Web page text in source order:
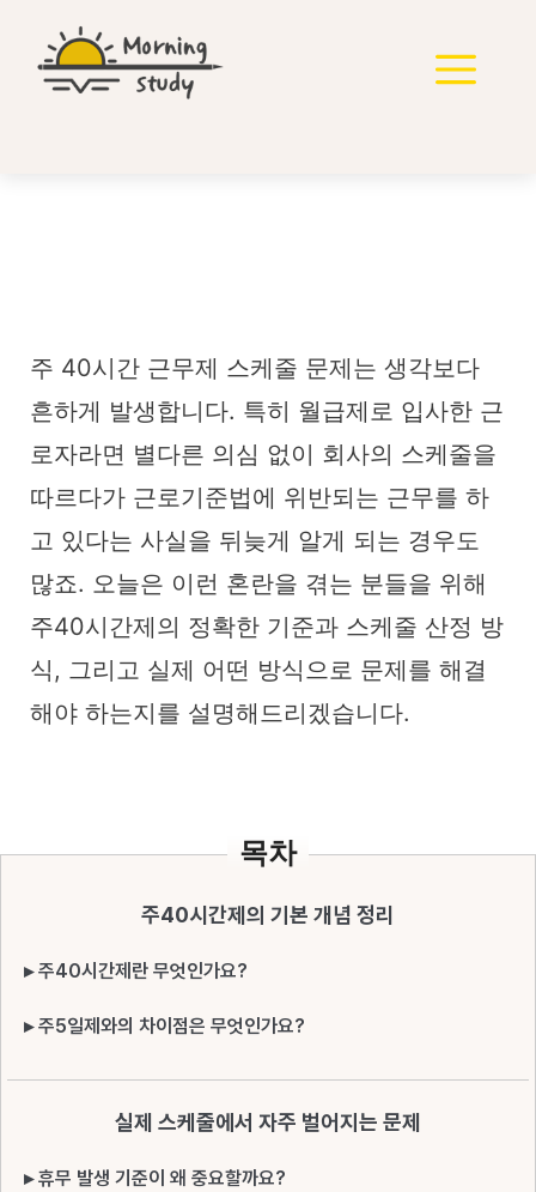
메
주 40시간 근무제 스케줄 문제는 생각보다
흔하게 발생합니다. 특히 월급제로 입사한 근
로자라면 별다른 의심 없이 회사의 스케줄을
따르다가 근로기준법에 위반되는 근무를 하
고 있다는 사실을 뒤늦게 알게 되는 경우도
많죠. 오늘은 이런 혼란을 겪는 분들을 위해
주40시간제의 정확한 기준과 스케줄 산정 방
식, 그리고 실제 어떤 방식으로 문제를 해결
해야 하는지를 설명해드리겠습니다.
목차
주40시간제의 기본 개념 정리
▸ 주40시간제란 무엇인가요?
▸ 주5일제와의 차이점은 무엇인가요?
실제 스케줄에서 자주 벌어지는 문제
▸ 휴무 발생 기준이 왜 중요할까요?